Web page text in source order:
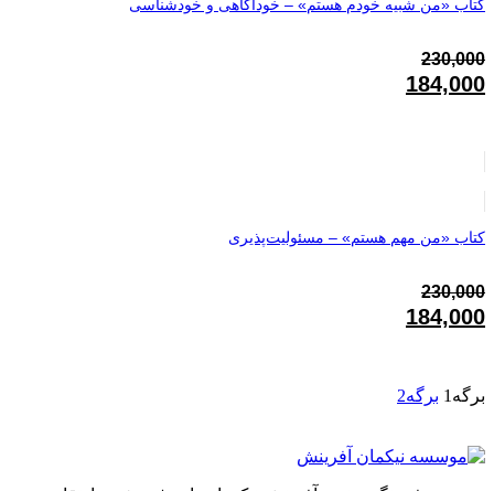
کتاب «من شبیه خودم هستم» – خودآگاهی و خودشناسی
230,000
قیمت
اصلی:
184,000
184,000تومان.
کتاب «من مهم هستم» – مسئولیت‌پذیری
230,000
قیمت
اصلی:
184,000
184,000تومان.
برگه 1 برگه2